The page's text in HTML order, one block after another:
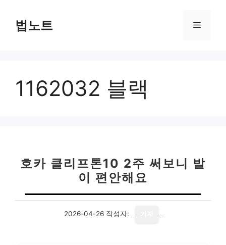
법노트 메
1162032 블랙
호카 클리프톤10 2주 써보니 발
이 편안해요
2026-04-26 작성자: